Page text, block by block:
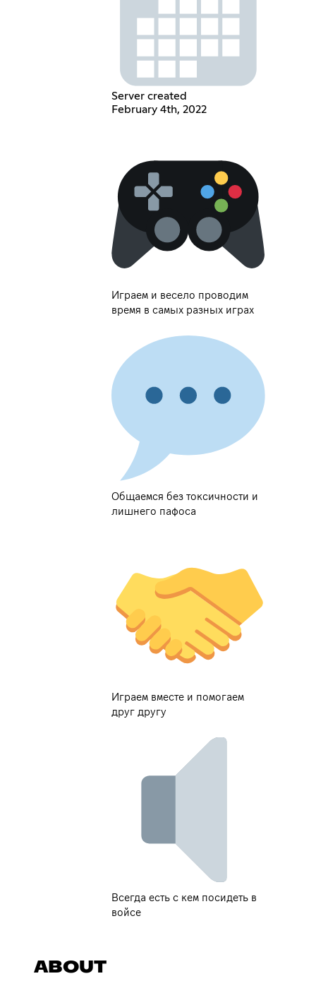
Server created
February 4th, 2022
Играем и весело проводим
время в самых разных играх
Общаемся без токсичности и
лишнего пафоса
Играем вместе и помогаем
друг другу
Всегда есть с кем посидеть в
войсе
ABOUT